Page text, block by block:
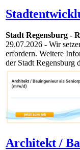
Stadt Regensburg -
29.07.2026 - Wir
erfordern. Weitere
der Stadt Regensburg
Architekt /